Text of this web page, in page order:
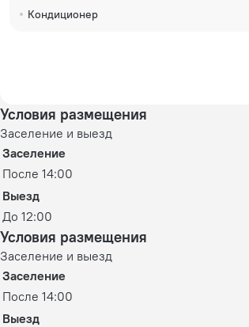
Кондиционер
Условия размещения
Заселение и выезд
Заселение
После 14:00
Выезд
До 12:00
Условия размещения
Заселение и выезд
Заселение
После 14:00
Выезд